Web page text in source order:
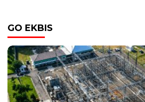
GO EKBIS